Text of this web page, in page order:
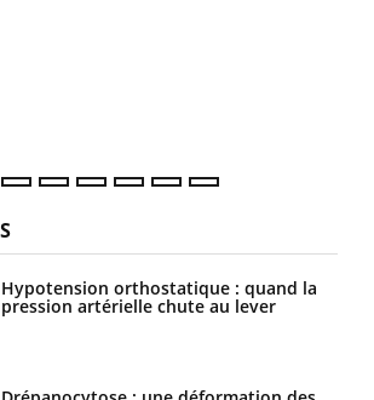
Hypotension orthostatique : quand la
pression artérielle chute au lever